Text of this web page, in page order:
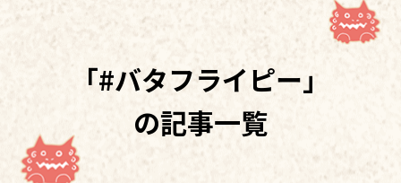
「#バタフライピー」
の記事一覧